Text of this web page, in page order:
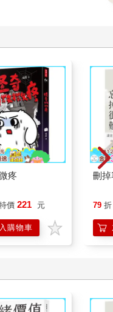
於相對放鬆的狀態，這
交談的大好機會，所
聊。
你的方式之一。
and Influence
己，這是讓對方喜歡你
對方自然會心情愉悅。
聽他說話時，便會感到
和家人、朋友相處時，
但是千萬不要像個記者
在做些什麼」，或「最
聽，就足以展開對話
「還可以吧」，那就把
問：「你的司法考試準
一定要避免長篇大論的
疼
價 221 元
購物車
刪
79 折